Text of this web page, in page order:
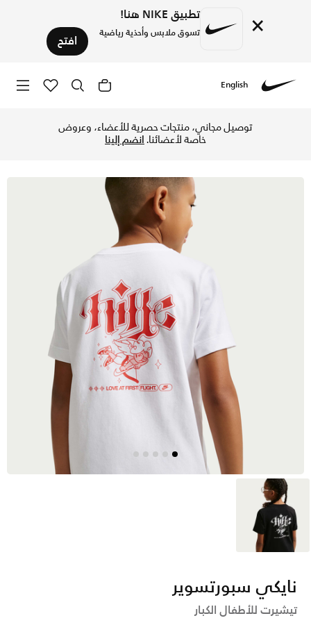
× تطبيق NIKE هنا!
تسوق ملابس وأحذية رياضية افتح
English
توصيل مجاني، منتجات حصرية للأعضاء، وعروض
خاصة لأعضائنا.انضم إلينا
أسود
نايكي سبورتسوير
تيشيرت للأطفال الكبار